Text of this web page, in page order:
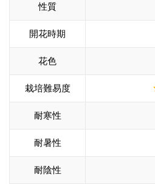
性質
開花時期
花色
栽培難易度
耐寒性
耐暑性
耐陰性